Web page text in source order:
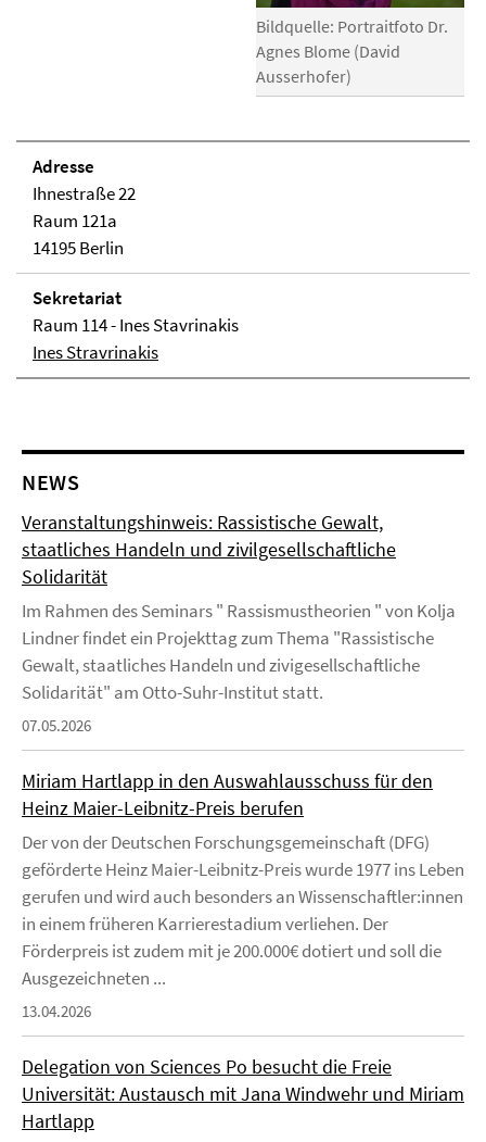
Bildquelle: Portraitfoto Dr.
Agnes Blome (David
Ausserhofer)
Adresse
Ihnestraße 22
Raum 121a
14195 Berlin
Sekretariat
Raum 114 - Ines Stavrinakis
Ines Stravrinakis
NEWS
Veranstaltungshinweis: Rassistische Gewalt,
staatliches Handeln und zivilgesellschaftliche
Solidarität
Im Rahmen des Seminars " Rassismustheorien " von Kolja
Lindner findet ein Projekttag zum Thema "Rassistische
Gewalt, staatliches Handeln und zivigesellschaftliche
Solidarität" am Otto-Suhr-Institut statt.
07.05.2026
Miriam Hartlapp in den Auswahlausschuss für den
Heinz Maier-Leibnitz-Preis berufen
Der von der Deutschen Forschungsgemeinschaft (DFG)
geförderte Heinz Maier-Leibnitz-Preis wurde 1977 ins Leben
gerufen und wird auch besonders an Wissenschaftler:innen
in einem früheren Karrierestadium verliehen. Der
Förderpreis ist zudem mit je 200.000€ dotiert und soll die
Ausgezeichneten ...
13.04.2026
Delegation von Sciences Po besucht die Freie
Universität: Austausch mit Jana Windwehr und Miriam
Hartlapp